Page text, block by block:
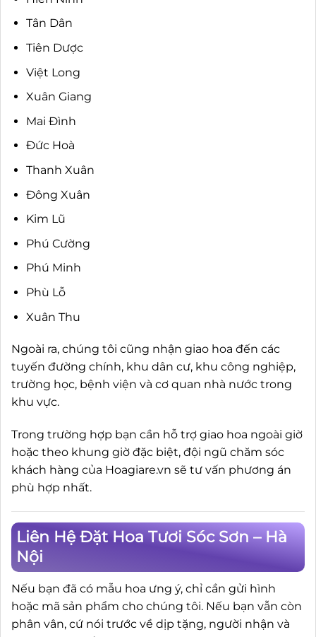
Tân Dân
Tiên Dược
Việt Long
Xuân Giang
Mai Đình
Đức Hoà
Thanh Xuân
Đông Xuân
Kim Lũ
Phú Cường
Phú Minh
Phù Lỗ
Xuân Thu
Ngoài ra, chúng tôi cũng nhận giao hoa đến các
tuyến đường chính, khu dân cư, khu công nghiệp,
trường học, bệnh viện và cơ quan nhà nước trong
khu vực.
Trong trường hợp bạn cần hỗ trợ giao hoa ngoài giờ
hoặc theo khung giờ đặc biệt, đội ngũ chăm sóc
khách hàng của Hoagiare.vn sẽ tư vấn phương án
phù hợp nhất.
Liên Hệ Đặt Hoa Tươi Sóc Sơn – Hà
Nội
Nếu bạn đã có mẫu hoa ưng ý, chỉ cần gửi hình
hoặc mã sản phẩm cho chúng tôi. Nếu bạn vẫn còn
phân vân, cứ nói trước về dịp tặng, người nhận và